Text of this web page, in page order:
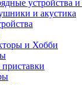
устройства и
и акустика
и Хобби